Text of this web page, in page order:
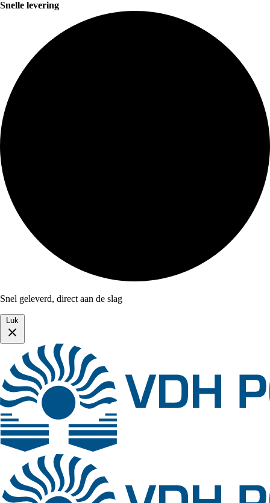
Snelle levering
Snel geleverd, direct aan de slag
Luk